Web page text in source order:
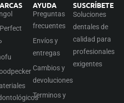
AYUDA
Preguntas
frecuentes
Envíos y
entregas
Cambios y
devoluciones
Terminos y
SUSCRÍBETE
Soluciones
dentales de
calidad para
profesionales
exigentes